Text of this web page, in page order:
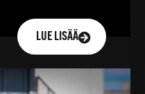
LUE LISÄÄ